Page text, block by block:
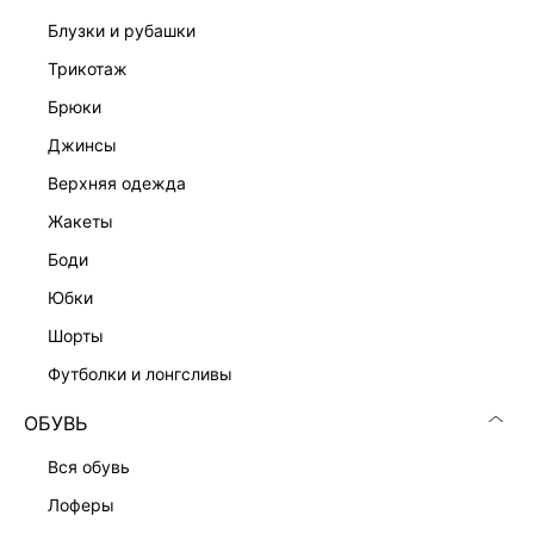
блузки и рубашки
трикотаж
брюки
джинсы
верхняя одежда
жакеты
боди
юбки
шорты
футболки и лонгсливы
ОБУВЬ
вся обувь
лоферы
КАТАЛОГ
КОМПАНИЯ
ЛИЧНЫЙ КАБИНЕТ